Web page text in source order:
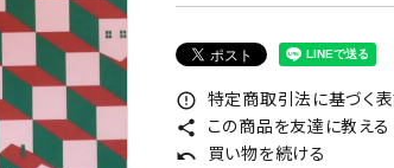
error_outline 特定商取引法に基づく
share この商品を友達に教える
undo 買い物を続ける